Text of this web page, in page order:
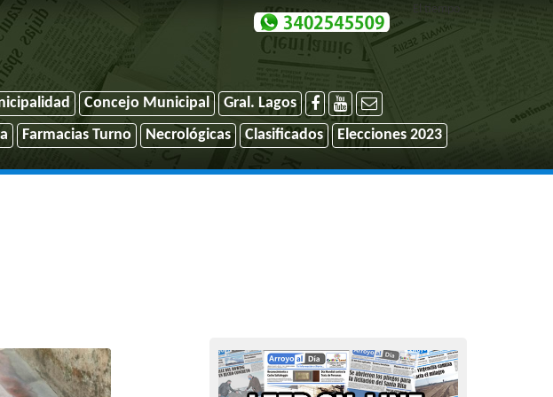
El tiempo
Concejo Municipal
Gral. Lagos
Farmacias Turno Necrológicas Clasificados Elecciones 2023